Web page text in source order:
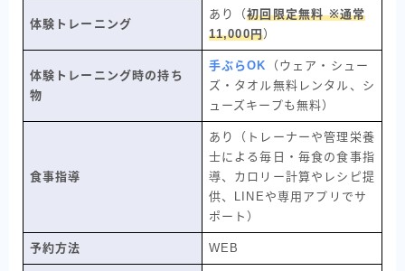
体験トレーニング
あり（初回限定無料 ※通常
11,000円）
体験トレーニング時の持ち
物
手ぶらOK （ウェア・シュー
ズ・タオル無料レンタル、シ
ューズキープも無料）
食事指導
あり（トレーナーや管理栄養
士による毎日・毎食の食事指
導、カロリー計算やレシピ提
供、LINEや専用アプリでサ
ポート）
予約方法 WEB